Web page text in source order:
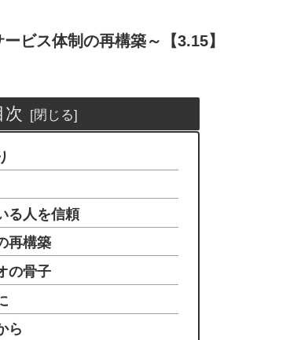
ビス体制の再構築～【3.15】
次
る人を信頼
再構築
の骨子
ら